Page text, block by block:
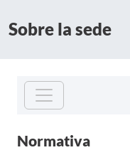
Sobre la sede
Normativa